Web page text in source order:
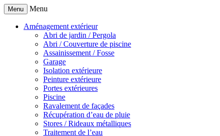
Menu Menu
Aménagement extérieur
Abri de jardin / Pergola
Abri / Couverture de piscine
Assainissement / Fosse
Garage
Isolation extérieure
Peinture extérieure
Portes extérieures
Piscine
Ravalement de façades
Récupération d’eau de pluie
Stores / Rideaux métalliques
Traitement de l’eau